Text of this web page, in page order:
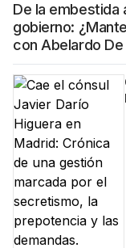
De la embestida
gobierno:
con Abelardo De